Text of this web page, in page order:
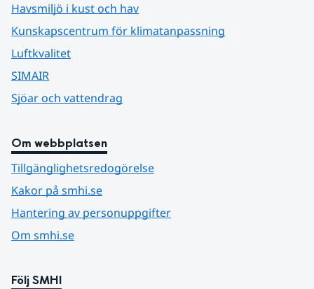
Havsmiljö i kust och hav
Kunskapscentrum för klimatanpassning
Luftkvalitet
SIMAIR
Sjöar och vattendrag
Om webbplatsen
Tillgänglighetsredogörelse
Kakor på smhi.se
Hantering av personuppgifter
Om smhi.se
Följ SMHI